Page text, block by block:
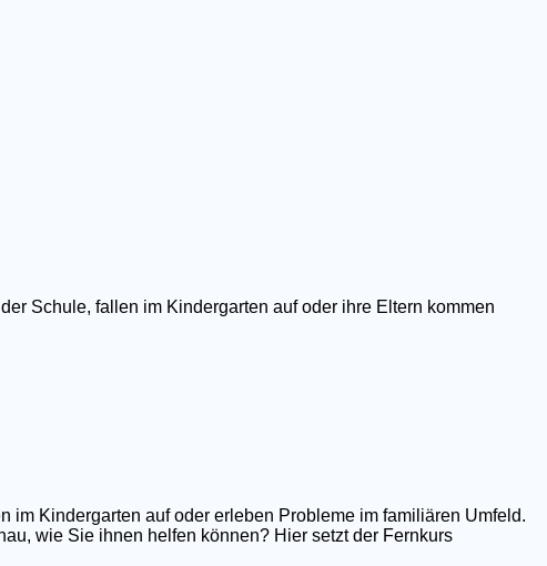
Schule, fallen im Kindergarten auf oder ihre Eltern kommen
Kindergarten auf oder erleben Probleme im familiären Umfeld.
wie Sie ihnen helfen können? Hier setzt der Fernkurs